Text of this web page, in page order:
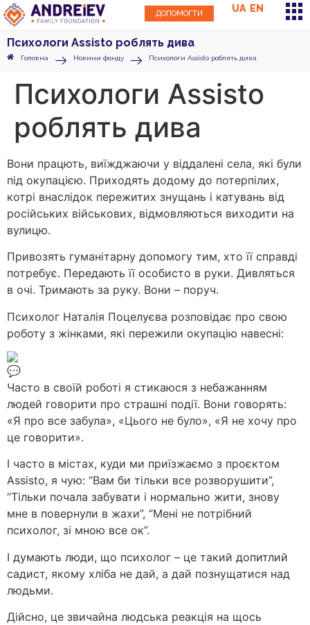
UA EN
ДОПОМОГТИ
Психологи Assisto роблять дива
Головна Новини фонду Психологи Assisto роблять дива
Психологи Assisto
роблять дива
Вони працють, виїжджаючи у віддалені села, які були
під окупацією. Приходять додому до потерпілих,
котрі внаслідок пережитих знущань і катувань від
російських військових, відмовляються виходити на
вулицю.
Привозять гуманітарну допомогу тим, хто її справді
потребує. Передають її особисто в руки. Дивляться
в очі. Тримають за руку. Вони – поруч.
Психолог Наталія Поцeлуєва розповідає про свою
роботу з жінками, які пережили окупацію навесні:
Часто в своїй роботі я стикаюся з небажанням
людей говорити про страшні події. Вони говорять:
«Я про все забула», «Цього не було», «Я не хочу про
це говорити».
І часто в містах, куди ми приїзжаємо з проєктом
Assisto, я чую: “Вам би тільки все розворушити”,
“Тільки почала забувати і нормально жити, знову
мне в повернули в жахи”, “Мені не потрібний
психолог, зі мною все ок”.
І думають люди, що психолог – це такий допитлий
садист, якому хліба не дай, а дай познущатися над
людьми.
Дійсно, це звичайна людська реакція на щось